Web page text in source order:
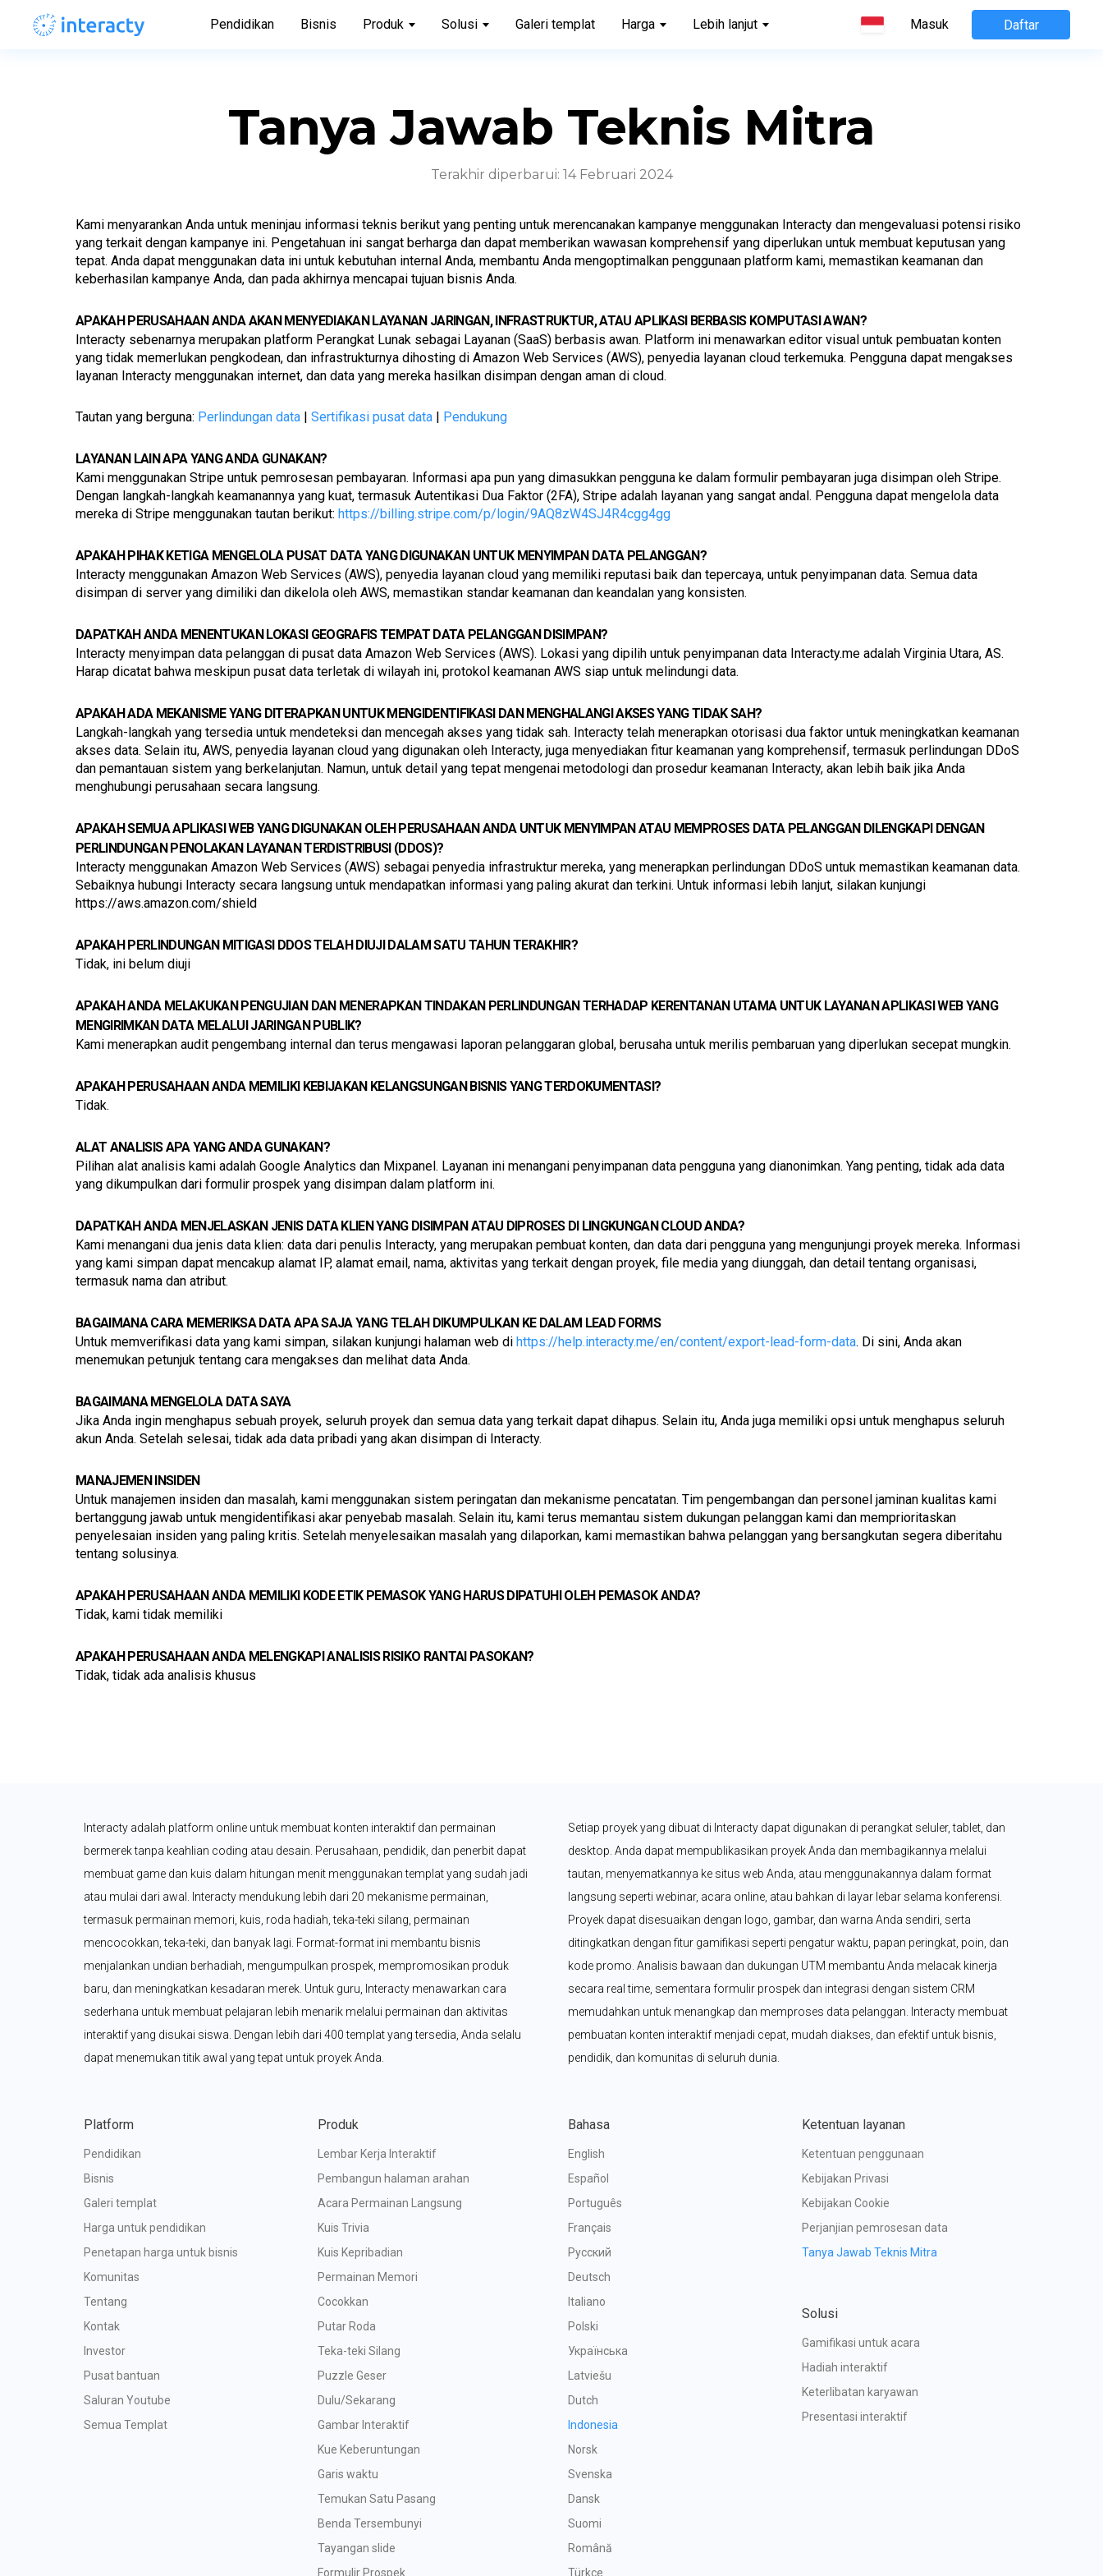
Pendidikan Bisnis Produk Solusi Galeri templat Harga Lebih lanjut Masuk Daftar
Tanya Jawab Teknis Mitra
Terakhir diperbarui: 14 Februari 2024
Kami menyarankan Anda untuk meninjau informasi teknis berikut yang penting untuk merencanakan kampanye menggunakan Interacty dan mengevaluasi potensi risiko
yang terkait dengan kampanye ini. Pengetahuan ini sangat berharga dan dapat memberikan wawasan komprehensif yang diperlukan untuk membuat keputusan yang
tepat. Anda dapat menggunakan data ini untuk kebutuhan internal Anda, membantu Anda mengoptimalkan penggunaan platform kami, memastikan keamanan dan
keberhasilan kampanye Anda, dan pada akhirnya mencapai tujuan bisnis Anda.
APAKAH PERUSAHAAN ANDA AKAN MENYEDIAKAN LAYANAN JARINGAN, INFRASTRUKTUR, ATAU APLIKASI BERBASIS KOMPUTASI AWAN?
Interacty sebenarnya merupakan platform Perangkat Lunak sebagai Layanan (SaaS) berbasis awan. Platform ini menawarkan editor visual untuk pembuatan konten
yang tidak memerlukan pengkodean, dan infrastrukturnya dihosting di Amazon Web Services (AWS), penyedia layanan cloud terkemuka. Pengguna dapat mengakses
layanan Interacty menggunakan internet, dan data yang mereka hasilkan disimpan dengan aman di cloud.
Tautan yang berguna: Perlindungan data | Sertifikasi pusat data | Pendukung
LAYANAN LAIN APA YANG ANDA GUNAKAN?
Kami menggunakan Stripe untuk pemrosesan pembayaran. Informasi apa pun yang dimasukkan pengguna ke dalam formulir pembayaran juga disimpan oleh Stripe.
Dengan langkah-langkah keamanannya yang kuat, termasuk Autentikasi Dua Faktor (2FA), Stripe adalah layanan yang sangat andal. Pengguna dapat mengelola data
mereka di Stripe menggunakan tautan berikut: https://billing.stripe.com/p/login/9AQ8zW4SJ4R4cgg4gg
APAKAH PIHAK KETIGA MENGELOLA PUSAT DATA YANG DIGUNAKAN UNTUK MENYIMPAN DATA PELANGGAN?
Interacty menggunakan Amazon Web Services (AWS), penyedia layanan cloud yang memiliki reputasi baik dan tepercaya, untuk penyimpanan data. Semua data
disimpan di server yang dimiliki dan dikelola oleh AWS, memastikan standar keamanan dan keandalan yang konsisten.
DAPATKAH ANDA MENENTUKAN LOKASI GEOGRAFIS TEMPAT DATA PELANGGAN DISIMPAN?
Interacty menyimpan data pelanggan di pusat data Amazon Web Services (AWS). Lokasi yang dipilih untuk penyimpanan data Interacty.me adalah Virginia Utara, AS.
Harap dicatat bahwa meskipun pusat data terletak di wilayah ini, protokol keamanan AWS siap untuk melindungi data.
APAKAH ADA MEKANISME YANG DITERAPKAN UNTUK MENGIDENTIFIKASI DAN MENGHALANGI AKSES YANG TIDAK SAH?
Langkah-langkah yang tersedia untuk mendeteksi dan mencegah akses yang tidak sah. Interacty telah menerapkan otorisasi dua faktor untuk meningkatkan keamanan
akses data. Selain itu, AWS, penyedia layanan cloud yang digunakan oleh Interacty, juga menyediakan fitur keamanan yang komprehensif, termasuk perlindungan DDoS
dan pemantauan sistem yang berkelanjutan. Namun, untuk detail yang tepat mengenai metodologi dan prosedur keamanan Interacty, akan lebih baik jika Anda
menghubungi perusahaan secara langsung.
APAKAH SEMUA APLIKASI WEB YANG DIGUNAKAN OLEH PERUSAHAAN ANDA UNTUK MENYIMPAN ATAU MEMPROSES DATA PELANGGAN DILENGKAPI DENGAN
PERLINDUNGAN PENOLAKAN LAYANAN TERDISTRIBUSI (DDOS)?
Interacty menggunakan Amazon Web Services (AWS) sebagai penyedia infrastruktur mereka, yang menerapkan perlindungan DDoS untuk memastikan keamanan data.
Sebaiknya hubungi Interacty secara langsung untuk mendapatkan informasi yang paling akurat dan terkini. Untuk informasi lebih lanjut, silakan kunjungi
https://aws.amazon.com/shield
APAKAH PERLINDUNGAN MITIGASI DDOS TELAH DIUJI DALAM SATU TAHUN TERAKHIR?
Tidak, ini belum diuji
APAKAH ANDA MELAKUKAN PENGUJIAN DAN MENERAPKAN TINDAKAN PERLINDUNGAN TERHADAP KERENTANAN UTAMA UNTUK LAYANAN APLIKASI WEB YANG
MENGIRIMKAN DATA MELALUI JARINGAN PUBLIK?
Kami menerapkan audit pengembang internal dan terus mengawasi laporan pelanggaran global, berusaha untuk merilis pembaruan yang diperlukan secepat mungkin.
APAKAH PERUSAHAAN ANDA MEMILIKI KEBIJAKAN KELANGSUNGAN BISNIS YANG TERDOKUMENTASI?
Tidak.
ALAT ANALISIS APA YANG ANDA GUNAKAN?
Pilihan alat analisis kami adalah Google Analytics dan Mixpanel. Layanan ini menangani penyimpanan data pengguna yang dianonimkan. Yang penting, tidak ada data
yang dikumpulkan dari formulir prospek yang disimpan dalam platform ini.
DAPATKAH ANDA MENJELASKAN JENIS DATA KLIEN YANG DISIMPAN ATAU DIPROSES DI LINGKUNGAN CLOUD ANDA?
Kami menangani dua jenis data klien: data dari penulis Interacty, yang merupakan pembuat konten, dan data dari pengguna yang mengunjungi proyek mereka. Informasi
yang kami simpan dapat mencakup alamat IP, alamat email, nama, aktivitas yang terkait dengan proyek, file media yang diunggah, dan detail tentang organisasi,
termasuk nama dan atribut.
BAGAIMANA CARA MEMERIKSA DATA APA SAJA YANG TELAH DIKUMPULKAN KE DALAM LEAD FORMS
Untuk memverifikasi data yang kami simpan, silakan kunjungi halaman web di https://help.interacty.me/en/content/export-lead-form-data. Di sini, Anda akan
menemukan petunjuk tentang cara mengakses dan melihat data Anda.
BAGAIMANA MENGELOLA DATA SAYA
Jika Anda ingin menghapus sebuah proyek, seluruh proyek dan semua data yang terkait dapat dihapus. Selain itu, Anda juga memiliki opsi untuk menghapus seluruh
akun Anda. Setelah selesai, tidak ada data pribadi yang akan disimpan di Interacty.
MANAJEMEN INSIDEN
Untuk manajemen insiden dan masalah, kami menggunakan sistem peringatan dan mekanisme pencatatan. Tim pengembangan dan personel jaminan kualitas kami
bertanggung jawab untuk mengidentifikasi akar penyebab masalah. Selain itu, kami terus memantau sistem dukungan pelanggan kami dan memprioritaskan
penyelesaian insiden yang paling kritis. Setelah menyelesaikan masalah yang dilaporkan, kami memastikan bahwa pelanggan yang bersangkutan segera diberitahu
tentang solusinya.
APAKAH PERUSAHAAN ANDA MEMILIKI KODE ETIK PEMASOK YANG HARUS DIPATUHI OLEH PEMASOK ANDA?
Tidak, kami tidak memiliki
APAKAH PERUSAHAAN ANDA MELENGKAPI ANALISIS RISIKO RANTAI PASOKAN?
Tidak, tidak ada analisis khusus
Interacty adalah platform online untuk membuat konten interaktif dan permainan
bermerek tanpa keahlian coding atau desain. Perusahaan, pendidik, dan penerbit dapat
membuat game dan kuis dalam hitungan menit menggunakan templat yang sudah jadi
atau mulai dari awal. Interacty mendukung lebih dari 20 mekanisme permainan,
termasuk permainan memori, kuis, roda hadiah, teka-teki silang, permainan
mencocokkan, teka-teki, dan banyak lagi. Format-format ini membantu bisnis
menjalankan undian berhadiah, mengumpulkan prospek, mempromosikan produk
baru, dan meningkatkan kesadaran merek. Untuk guru, Interacty menawarkan cara
sederhana untuk membuat pelajaran lebih menarik melalui permainan dan aktivitas
interaktif yang disukai siswa. Dengan lebih dari 400 templat yang tersedia, Anda selalu
dapat menemukan titik awal yang tepat untuk proyek Anda.
Setiap proyek yang dibuat di Interacty dapat digunakan di perangkat seluler, tablet, dan
desktop. Anda dapat mempublikasikan proyek Anda dan membagikannya melalui
tautan, menyematkannya ke situs web Anda, atau menggunakannya dalam format
langsung seperti webinar, acara online, atau bahkan di layar lebar selama konferensi.
Proyek dapat disesuaikan dengan logo, gambar, dan warna Anda sendiri, serta
ditingkatkan dengan fitur gamifikasi seperti pengatur waktu, papan peringkat, poin, dan
kode promo. Analisis bawaan dan dukungan UTM membantu Anda melacak kinerja
secara real time, sementara formulir prospek dan integrasi dengan sistem CRM
memudahkan untuk menangkap dan memproses data pelanggan. Interacty membuat
pembuatan konten interaktif menjadi cepat, mudah diakses, dan efektif untuk bisnis,
pendidik, dan komunitas di seluruh dunia.
Platform
Pendidikan
Bisnis
Galeri templat
Harga untuk pendidikan
Penetapan harga untuk bisnis
Komunitas
Tentang
Kontak
Investor
Pusat bantuan
Saluran Youtube
Semua Templat
Produk
Lembar Kerja Interaktif
Pembangun halaman arahan
Acara Permainan Langsung
Kuis Trivia
Kuis Kepribadian
Permainan Memori
Cocokkan
Putar Roda
Teka-teki Silang
Puzzle Geser
Dulu/Sekarang
Gambar Interaktif
Kue Keberuntungan
Garis waktu
Temukan Satu Pasang
Benda Tersembunyi
Tayangan slide
Formulir Prospek
Bahasa
English
Español
Português
Français
Русский
Deutsch
Italiano
Polski
Українська
Latviešu
Dutch
Indonesia
Norsk
Svenska
Dansk
Suomi
Română
Türkçe
Ketentuan layanan
Ketentuan penggunaan
Kebijakan Privasi
Kebijakan Cookie
Perjanjian pemrosesan data
Tanya Jawab Teknis Mitra
Solusi
Gamifikasi untuk acara
Hadiah interaktif
Keterlibatan karyawan
Presentasi interaktif